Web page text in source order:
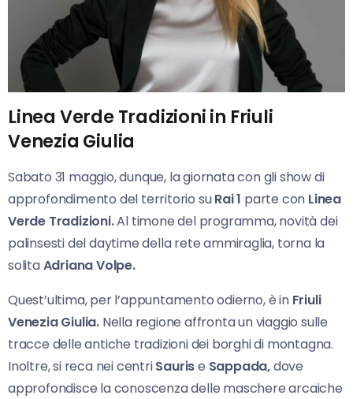
Linea Verde Tradizioni in Friuli
Venezia Giulia
Sabato 31 maggio, dunque, la giornata con gli show di
approfondimento del territorio suRai1 parte con Linea
Verde Tradizioni.Al timone del programma, novità dei
palinsesti del daytime della rete ammiraglia, torna la
solitaAdriana Volpe.
Quest’ultima, per l’appuntamento odierno, è in Friuli
Venezia Giulia. Nella regione affronta un viaggio sulle
tracce delle antiche tradizioni dei borghi di montagna.
Inoltre, si reca nei centriSaurise Sappada,dove
approfondisce la conoscenza delle maschere arcaiche